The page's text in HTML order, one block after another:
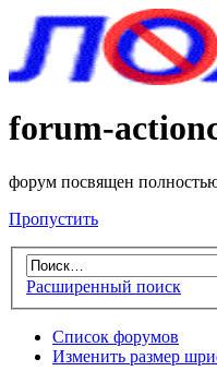
forum-
форум посвящен
Пропустить
Расширенный поиск
Список форумов
Изменить размер